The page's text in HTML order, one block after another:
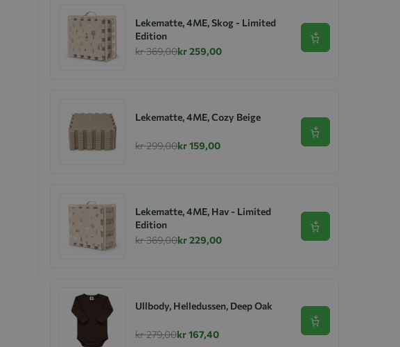
Lekematte, 4ME, Skog - Limited
Edition
kr 369,00kr 259,00
Se produkt
Lekematte, 4ME, Cozy Beige
kr 299,00kr 159,00
Se produkt
Lekematte, 4ME, Hav - Limited
Edition
kr 369,00kr 229,00
Se produkt
Ullbody, Helledussen, Deep Oak
kr 279,00kr 167,40
Se produkt